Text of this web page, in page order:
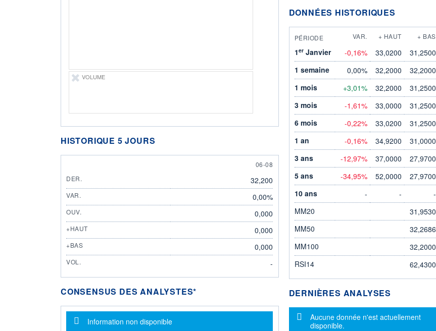
VOLUME
HISTORIQUE 5 JOURS
6 AUGUST
06-08
DER.
32,200
VAR. 0,00%
OUV. 0,000
+HAUT 0,000
+BAS 0,000
VOL. -
CONSENSUS DES ANALYSTES*
Message d'information
Information non disponible
DONNÉES HISTORIQUES
PÉRIODE VAR. + HAUT + BAS
1erJanvier -0,16% 33,0200
31,2500
1 semaine
0,00% 32,2000
32,2000
1 mois
+3,01% 32,2000
31,2500
3 mois
-1,61% 33,0000
31,2500
6 mois
-0,22% 33,0200
31,2500
1 an
-0,16% 34,9200
31,0000
3 ans
-12,97% 37,0000
27,9700
5 ans
-34,95% 52,0000
27,9700
10 ans
- -
-
MM20
31,9530
MM50
32,2686
MM100
32,2000
RSI14
62,4300
DERNIÈRES ANALYSES
Message d'information
Aucune donnée n'est actuellement
disponible.